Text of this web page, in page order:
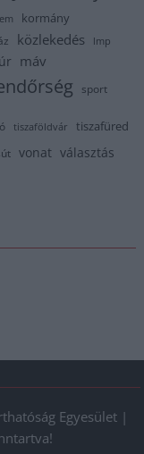
kormány
közlekedés lmp
máv
sport
tiszaföldvár tiszafüred
vonat választás
Egyesület |